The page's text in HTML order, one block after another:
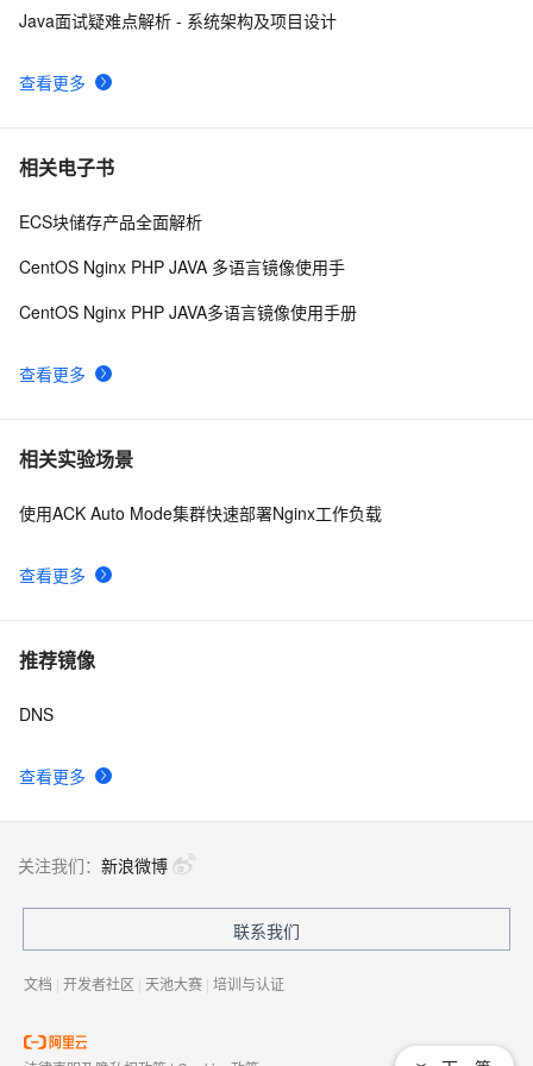
查看更多
Java面试疑难点解析 - 系统架构及项目设计
相关电子书
查看更多
ECS块储存产品全面解析
CentOS Nginx PHP JAVA 多语言镜像使用手
CentOS Nginx PHP JAVA多语言镜像使用手册
相关实验场景
查看更多
使用ACK Auto Mode集群快速部署Nginx工作负载
推荐镜像
查看更多
DNS
关注我们： 新浪微博
联系我们
文档 | 开发者社区 | 天池大赛 | 培训与认证